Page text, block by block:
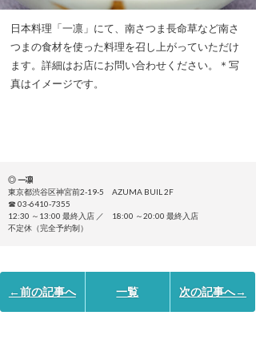
日本料理「一凛」にて、南さつま長命草など南さ
つまの食材を使った料理を召し上がっていただけ
ます。詳細はお店にお問い合わせください。＊写
真はイメージです。
◎ 一凛
東京都渋谷区神宮前2-19-5 AZUMA BUIL 2F
☎ 03-6410-7355
12:30 ～13:00 最終入店 ／ 18:00 ～20:00 最終入店
不定休（完全予約制）
←前の記事へ 一覧 次の記事へ→